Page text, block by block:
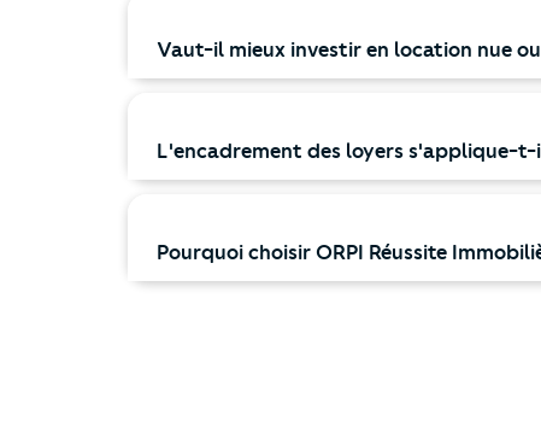
Vaut-il mieux investir en location nue ou
L'encadrement des loyers s'applique-t-il
Pourquoi choisir ORPI Réussite